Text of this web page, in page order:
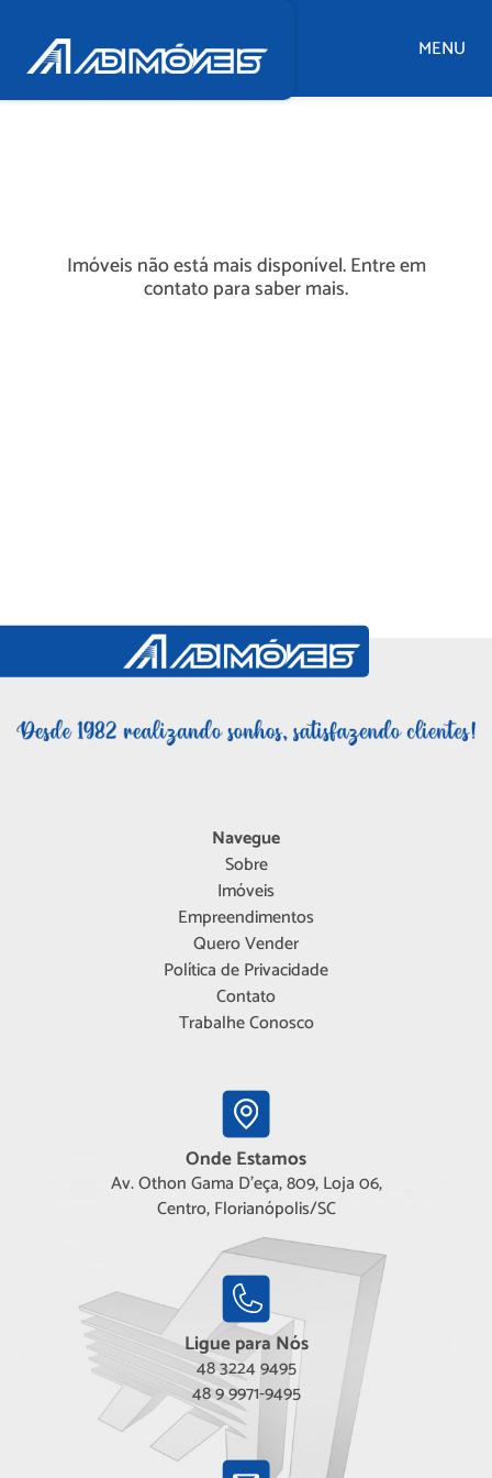
MENU
Imóveis não está mais disponível. Entre em
contato para saber mais.
Navegue
Sobre
Imóveis
Empreendimentos
Quero Vender
Política de Privacidade
Contato
Trabalhe Conosco
Onde Estamos
Av. Othon Gama D'eça, 809, Loja 06,
Centro, Florianópolis/SC
Ligue para Nós
48 3224 9495
48 9 9971-9495